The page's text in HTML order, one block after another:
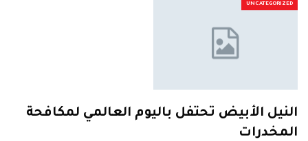
UNCATEGORIZED
النيل الأبيض تحتفل باليوم العالمي لمكافحة
المخدرات